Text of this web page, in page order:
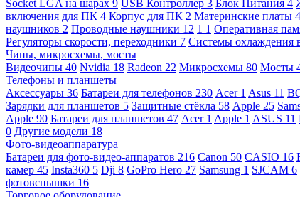
Socket LGA на шарах 9 USB Контроллер 3 Блок Питания 4
включения для ПК 4 Корпус для ПК 2 Материнские платы 4
наушников 2 Проводные наушники 12 1 1 Оперативная
Регуляторы скорости, переходники 7 Системы охлаждения
Чипы, микросхемы, мосты
Видеочипы 40 Nvidia 18 Radeon 22 Микросхемы 80 Мосты
Телефоны и планшеты
Аксессуары 36 Батареи для телефонов 230 Acer 1 Asus 11
Зарядки для планшетов 5 Защитные стёкла 58 Apple 25
Apple 90 Батареи для планшетов 47 Acer 1 Apple 1 ASUS 11
0 Другие модели 18
Фото-видеоаппаратура
Батареи для фото-видео-аппаратов 216 Canon 50 CASIO 16
камер 45 Insta360 5 Dji 8 GoPro Hero 27 Samsung 1 SJCAM 6
фотовспышки 16